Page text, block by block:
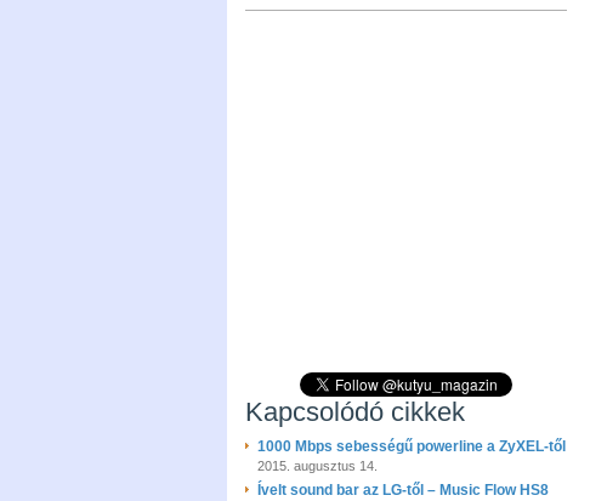
Kapcsolódó cikkek
1000 Mbps sebességű powerline a ZyXEL-től
2015. augusztus 14.
Ívelt sound bar az LG-től – Music Flow HS8